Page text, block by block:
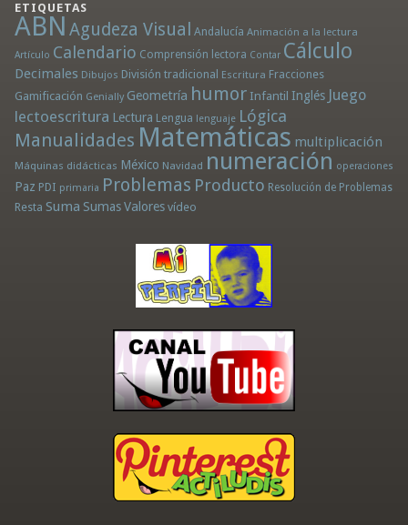
ETIQUETAS
ABN Agudeza Visual Andalucía Animación a la lectura
Artículo Calendario Comprensión lectora Contar Cálculo
Decimales Dibujos División tradicional Escritura Fracciones
Gamificación Genially Geometría humor Infantil Inglés Juego
lectoescritura Lectura Lengua lenguaje Lógica
Manualidades Matemáticas multiplicación
Máquinas didácticas México Navidad numeración operaciones
Paz PDI primaria Problemas Producto Resolución de Problemas
Resta Suma Sumas Valores vídeo